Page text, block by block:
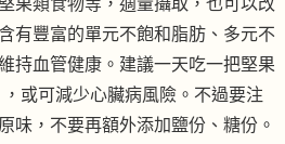
有豐富的單元不飽和脂肪、多元不
持血管健康。建議一天吃一把堅果
，或可減少心臟病風險。不過要注
味，不要再額外添加鹽份、糖份。